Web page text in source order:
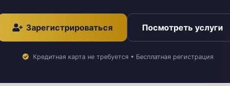
Зарегистрироваться Посмотреть услуги
Кредитная карта не требуется • Бесплатная регистрация